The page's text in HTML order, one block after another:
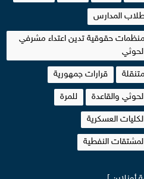
المدارس
منظمات حقوقية تدين اعتداء مشرفي
متنقلة قرارات جمهورية
والقاعدة للمرة
العسكرية
النفطية